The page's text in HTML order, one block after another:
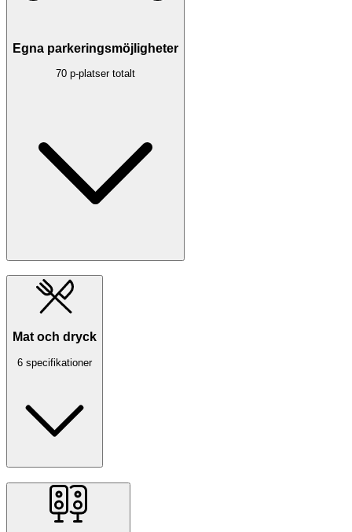
Egna parkeringsmöjligheter
70 p-platser totalt
Mat och dryck
6 specifikationer